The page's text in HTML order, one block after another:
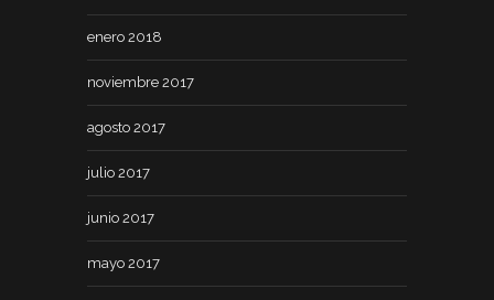
enero 2018
noviembre 2017
agosto 2017
julio 2017
junio 2017
mayo 2017